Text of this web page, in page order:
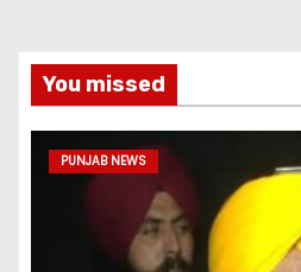
You missed
PUNJAB NEWS